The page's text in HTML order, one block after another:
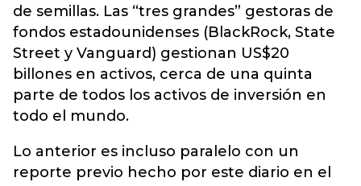
de semillas. Las “tres grandes” gestoras de
fondos estadounidenses (BlackRock, State
Street y Vanguard) gestionan US$20
billones en activos, cerca de una quinta
parte de todos los activos de inversión en
todo el mundo.
Lo anterior es incluso paralelo con un
reporte previo hecho por este diario en el